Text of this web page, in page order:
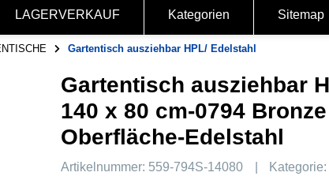
LAGERVERKAUF Kategorien Sitemap
Gartentisch ausziehbar HPL/ Edelstahl
Gartentisch ausziehbar
140 x 80 cm-0794
Oberfläche-Edelstahl
Artikelnummer: 559-794S-14080 Kategorie: